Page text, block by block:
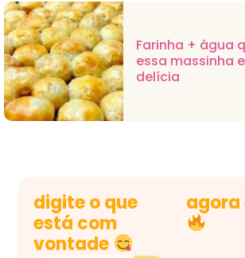
Farinha + água
essa massinha
delícia
digite o que
está com
vontade
agora